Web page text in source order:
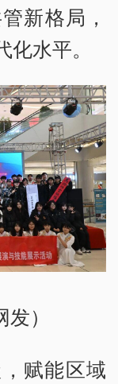
新格局，
水平。
）
赋能区域